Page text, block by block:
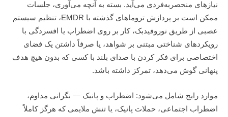
نیازهای منحصربه‌فردی می‌آید. بسته به آنچه می‌آوری، جلسات
ممکن است بر پردازش تروماهای گذشته با EMDR، تنظیم سیستم
عصبی از طریق نوروفیدبک، کار بر روی اضطراب یا افسردگی با
رویکردهای شناختی مبتنی بر شواهد، یا صرفاً داشتن یک فضای
اختصاصی برای فکر کردن با صدای بلند با کسی که بدون هیچ هدف
پنهانی گوش می‌دهد، تمرکز داشته باشد.
موارد رایج شامل می‌شود: اضطراب و پانیک — نگرانی مداوم،
اضطراب اجتماعی، حملات پانیک، یا تنش ملایمی که هرگز کاملاً